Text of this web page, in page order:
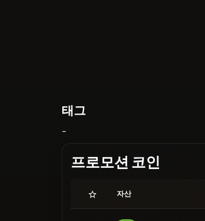
태그
-
프로모션 코인
자산